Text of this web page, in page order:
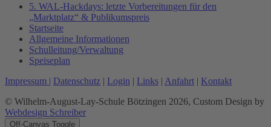
5. WAL-Hackdays: letzte Vorbereitungen für den
„Marktplatz“ & Publikumspreis
Startseite
Allgemeine Informationen
Schulleitung/Verwaltung
Speiseplan
Impressum | Datenschutz | Login | Links | Anfahrt | Kontakt
© Wilhelm-August-Lay-Schule Bötzingen 2026, Custom Design by
Webdesign Schreiber
Off-Canvas Toggle